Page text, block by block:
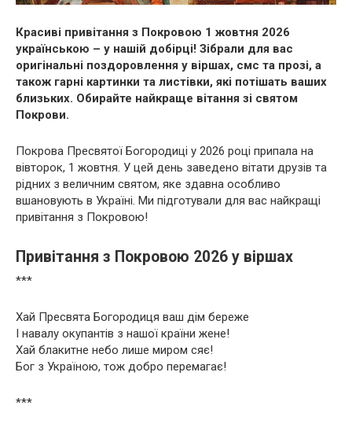
Красиві привітання з Покровою 1 жовтня 2026
українською – у нашій добірці! Зібрали для вас
оригінальні поздоровлення у віршах, смс та прозі, а
також гарні картинки та листівки, які потішать ваших
близьких. Обирайте найкраще вітання зі святом
Покрови.
Покрова Пресвятої Богородиці у 2026 році припала на
вівторок, 1 жовтня. У цей день заведено вітати друзів та
рідних з величним святом, яке здавна особливо
вшановують в Україні. Ми підготували для вас найкращі
привітання з Покровою!
Привітання з Покровою 2026 у віршах
***
Хай Пресвята Богородиця ваш дім береже
І навалу окупантів з нашої країни жене!
Хай блакитне небо лише миром сяє!
Бог з Україною, тож добро перемагає!
***